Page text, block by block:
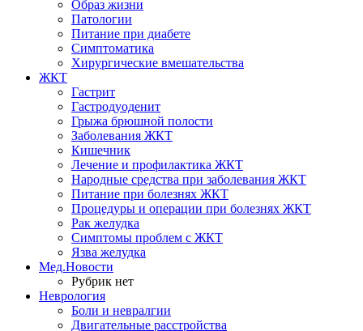
Образ жизни
Патологии
Питание при диабете
Симптоматика
Хирургические вмешательства
ЖКТ
Гастрит
Гастродуоденит
Грыжа брюшной полости
Заболевания ЖКТ
Кишечник
Лечение и профилактика ЖКТ
Народные средства при заболевания ЖКТ
Питание при болезнях ЖКТ
Процедуры и операции при болезнях ЖКТ
Рак желудка
Симптомы проблем с ЖКТ
Язва желудка
Мед.Новости
Рубрик нет
Неврология
Боли и невралгии
Двигательные расстройства